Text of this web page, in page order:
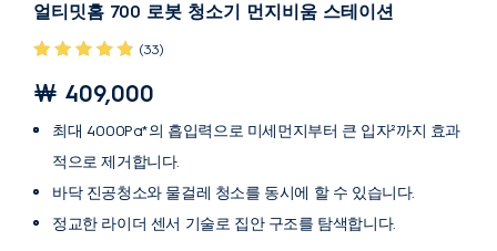
얼티밋홈 700 로봇 청소기 먼지비움 스테이션
(33)
￦ 409,000
최대 4000Pa*의 흡입력으로 미세먼지부터 큰 입자²까지 효과
적으로 제거합니다.
바닥 진공청소와 물걸레 청소를 동시에 할 수 있습니다.
정교한 라이더 센서 기술로 집안 구조를 탐색합니다.